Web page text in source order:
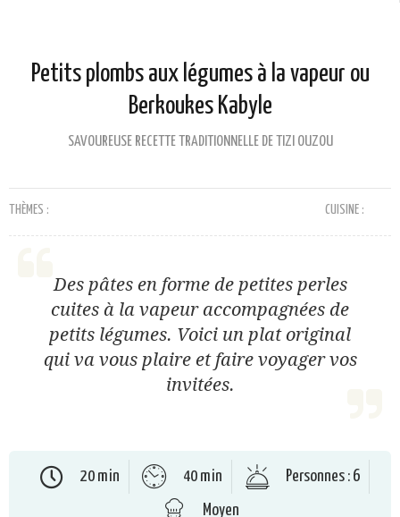
Petits plombs aux légumes à la vapeur ou
Berkoukes Kabyle
SAVOUREUSE RECETTE TRADITIONNELLE DE TIZI OUZOU
THÈMES : CUISINE :
Des pâtes en forme de petites perles
cuites à la vapeur accompagnées de
petits légumes. Voici un plat original
qui va vous plaire et faire voyager vos
invitées.
20 min 40 min
Personnes : 6
Moyen